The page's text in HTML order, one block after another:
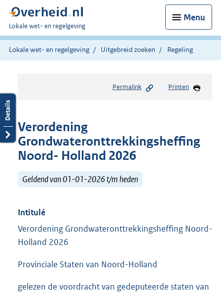
Menu
U
bent
hier:
Lokale wet- en regelgeving
Lokale wet- en regelgeving Uitgebreid zoeken Regeling
Permalink Printen
Verordening
Grondwateronttrekkingsheffing
Noord- Holland 2026
Geldend van 01-01-2026 t/m heden
Intitulé
Verordening Grondwateronttrekkingsheffing Noord-
Holland 2026
Provinciale Staten van Noord-Holland
gelezen de voordracht van gedeputeerde staten van